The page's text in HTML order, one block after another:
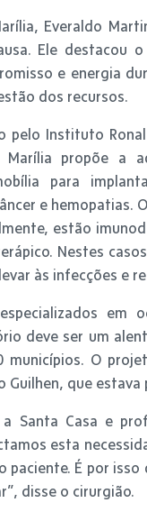
Everaldo
Ele destacou
e energia
dos recursos.
pelo Instituto
Marília propõe a
para
e hemopatias.
estão
Nestes
às infecções e
deve ser um
municípios. O
Guilhen, que
a Santa Casa e
esta
paciente. É por
disse o cirurgião.